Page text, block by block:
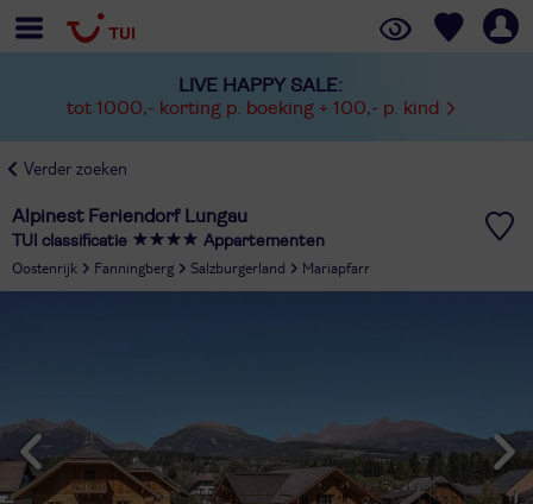
LIVE HAPPY SALE:
tot 1000,- korting p. boeking + 100,- p. kind
Verder zoeken
Alpinest Feriendorf Lungau
TUI classificatie Appartementen
Oostenrijk Fanningberg Salzburgerland Mariapfarr